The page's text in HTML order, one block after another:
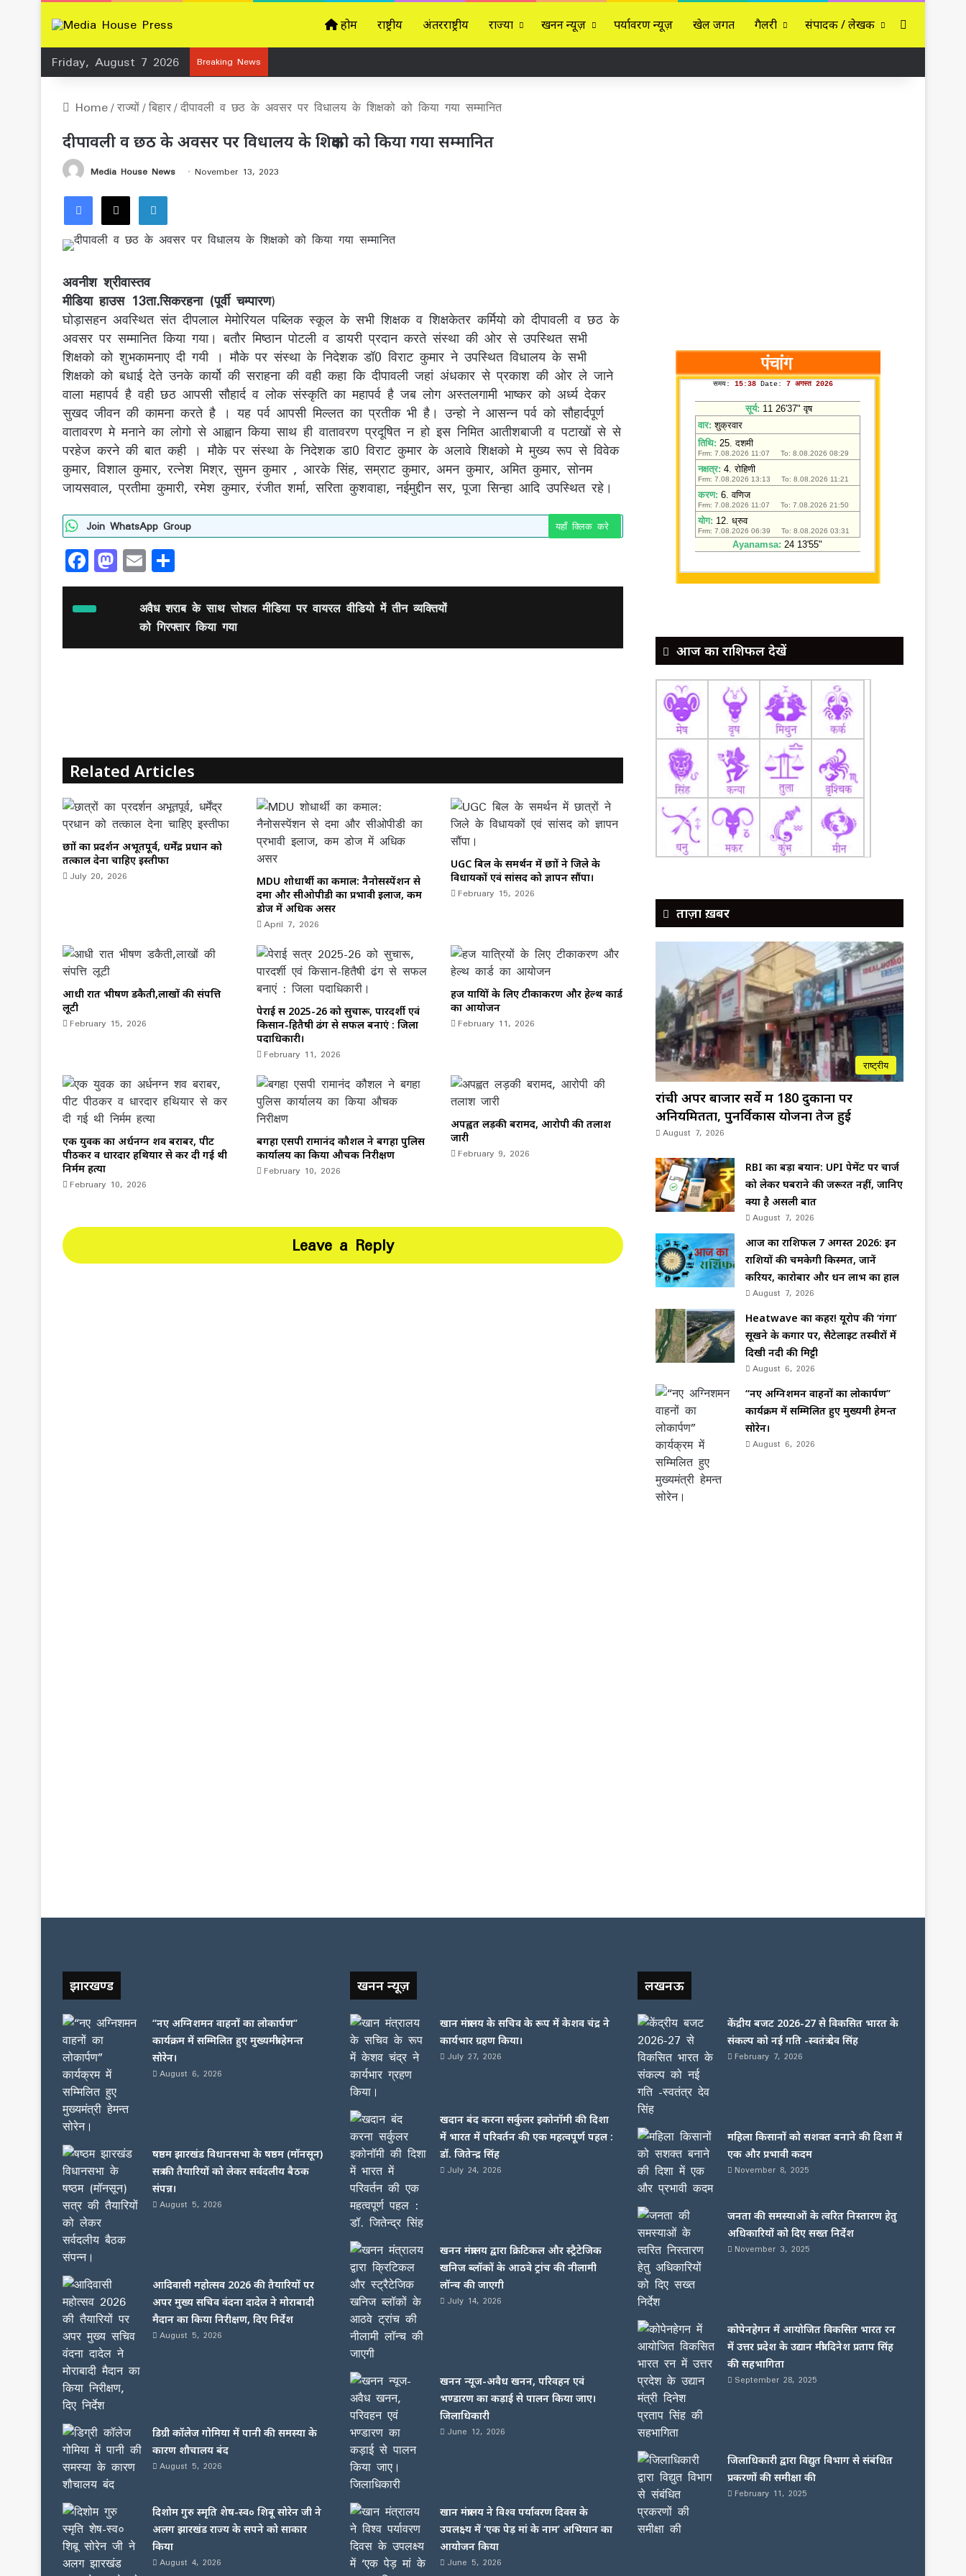
होम राष्ट्रीय अंतरराष्ट्रीय राज्यों खनन न्यूज़ पर्यावरण न्यूज़ खेल जगत गैलरी संपादक / लेखक
Friday, August 7 2026
Breaking News
Home/राज्यों/बिहार/दीपावली व छठ के अवसर पर विधालय के शिक्षको को किया गया सम्मानित
दीपावली व छठ के अवसर पर विधालय के शिक्षको को किया गया सम्मानित
Media House News November 13, 2023
Facebook
X LinkedIn
अवनीश श्रीवास्तव
मीडिया हाउस 13ता.सिकरहना (पूर्वी चम्पारण)
घोड़ासहन अवस्थित संत दीपलाल मेमोरियल पब्लिक स्कूल के सभी शिक्षक व शिक्षकेतर कर्मियो को दीपावली व छठ के
अवसर पर सम्मानित किया गया। बतौर मिष्ठान पोटली व डायरी प्रदान करते संस्था की ओर से उपस्थित सभी
शिक्षको को शुभकामनाए दी गयी । मौके पर संस्था के निदेशक डॉ0 विराट कुमार ने उपस्थित विधालय के सभी
शिक्षको को बधाई देते उनके कार्यो की सराहना की वही कहा कि दीपावली जहां अंधकार से प्रकाश की ओर ले जाने
वाला महापर्व है वही छठ आपसी सौहार्द व लोक संस्कृति का महापर्व है जब लोग अस्तलगामी भाष्कर को अर्ध्य देकर
सुखद जीवन की कामना करते है । यह पर्व आपसी मिल्लत का प्रतीक भी है। उन्हो ने आसन्न पर्व को सौहार्दपूर्ण
वातावरण मे मनाने का लोगो से आह्वान किया साथ ही वातावरण प्रदूषित न हो इस निमित आतीशबाजी व पटाखों से से
परहेज करने की बात कही । मौके पर संस्था के निदेशक डा0 विराट कुमार के अलावे शिक्षको मे मुख्य रूप से विवेक
कुमार, विशाल कुमार, रत्नेश मिश्र, सुमन कुमार , आरके सिंह, सम्राट कुमार, अमन कुमार, अमित कुमार, सोनम
जायसवाल, प्रतीमा कुमारी, रमेश कुमार, रंजीत शर्मा, सरिता कुशवाहा, नईमुद्दीन सर, पूजा सिन्हा आदि उपस्थित रहे।
Join WhatsApp Group यहाँ क्लिक करे
F
a
c
b
M
a
d
E
m
ai
l
h
ar
e
अवैध शराब के साथ सोशल मीडिया पर वायरल वीडियो में तीन व्यक्तियों
को गिरफ्तार किया गया
Related Articles
छात्रों का प्रदर्शन अभूतपूर्व, धर्मेंद्र प्रधान को
तत्काल देना चाहिए इस्तीफा
July 20, 2026
MDU शोधार्थी का कमाल: नैनोसस्पेंशन से
दमा और सीओपीडी का प्रभावी इलाज, कम
डोज में अधिक असर
April 7, 2026
UGC बिल के समर्थन में छात्रों ने जिले के
विधायकों एवं सांसद को ज्ञापन सौंपा।
February 15, 2026
आधी रात भीषण डकैती,लाखों की संपत्ति
लूटी
February 15, 2026
पेराई सत्र 2025-26 को सुचारू, पारदर्शी एवं
किसान-हितैषी ढंग से सफल बनाएं : जिला
पदाधिकारी।
February 11, 2026
हज यात्रियों के लिए टीकाकरण और हेल्थ कार्ड
का आयोजन
February 11, 2026
एक युवक का अर्धनग्न शव बराबर, पीट
पीठकर व धारदार हथियार से कर दी गई थी
निर्मम हत्या
February 10, 2026
बगहा एसपी रामानंद कौशल ने बगहा पुलिस
कार्यालय का किया औचक निरीक्षण
February 10, 2026
अपह्वत लड़की बरामद, आरोपी की तलाश
जारी
February 9, 2026
Leave a Reply
आज का राशिफल देखें
ताज़ा ख़बर
राष्ट्रीय
रांची अपर बाजार सर्वे में 180 दुकानों पर
अनियमितता, पुनर्विकास योजना तेज हुई
August 7, 2026
RBI का बड़ा बयान: UPI पेमेंट पर चार्ज
को लेकर घबराने की जरूरत नहीं, जानिए
क्या है असली बात
August 7, 2026
आज का राशिफल 7 अगस्त 2026: इन
राशियों की चमकेगी किस्मत, जानें
करियर, कारोबार और धन लाभ का हाल
August 7, 2026
Heatwave का कहर! यूरोप की ‘गंगा’
सूखने के कगार पर, सैटेलाइट तस्वीरों में
दिखी नदी की मिट्टी
August 6, 2026
“नए अग्निशमन वाहनों का लोकार्पण”
कार्यक्रम में सम्मिलित हुए मुख्यमंत्री हेमन्त
सोरेन।
August 6, 2026
झारखण्ड
“नए अग्निशमन वाहनों का लोकार्पण”
कार्यक्रम में सम्मिलित हुए मुख्यमंत्री हेमन्त
सोरेन।
August 6, 2026
षष्ठम झारखंड विधानसभा के षष्ठम (मॉनसून)
सत्र की तैयारियों को लेकर सर्वदलीय बैठक
संपन्न।
August 5, 2026
आदिवासी महोत्सव 2026 की तैयारियों पर
अपर मुख्य सचिव वंदना दादेल ने मोराबादी
मैदान का किया निरीक्षण, दिए निर्देश
August 5, 2026
डिग्री कॉलेज गोमिया में पानी की समस्या के
कारण शौचालय बंद
August 5, 2026
दिशोम गुरु स्मृति शेष-स्व० शिबू सोरेन जी ने
अलग झारखंड राज्य के सपने को साकार
किया
August 4, 2026
खनन न्यूज़
खान मंत्रालय के सचिव के रूप में केशव चंद्र ने
कार्यभार ग्रहण किया।
July 27, 2026
खदान बंद करना सर्कुलर इकोनॉमी की दिशा
में भारत में परिवर्तन की एक महत्वपूर्ण पहल :
डॉ. जितेन्द्र सिंह
July 24, 2026
खनन मंत्रालय द्वारा क्रिटिकल और स्ट्रैटेजिक
खनिज ब्लॉकों के आठवे ट्रांच की नीलामी
लॉन्च की जाएगी
July 14, 2026
खनन न्यूज-अवैध खनन, परिवहन एवं
भण्डारण का कड़ाई से पालन किया जाए।
जिलाधिकारी
June 12, 2026
खान मंत्रालय ने विश्व पर्यावरण दिवस के
उपलक्ष्य में ‘एक पेड़ मां के नाम’ अभियान का
आयोजन किया
June 5, 2026
लखनऊ
केंद्रीय बजट 2026-27 से विकसित भारत के
संकल्प को नई गति -स्वतंत्र देव सिंह
February 7, 2026
महिला किसानों को सशक्त बनाने की दिशा में
एक और प्रभावी कदम
November 8, 2025
जनता की समस्याओं के त्वरित निस्तारण हेतु
अधिकारियों को दिए सख्त निर्देश
November 3, 2025
कोपेनहेगन में आयोजित विकसित भारत रन
में उत्तर प्रदेश के उद्यान मंत्री दिनेश प्रताप सिंह
की सहभागिता
September 28, 2025
जिलाधिकारी द्वारा विद्युत विभाग से संबंधित
प्रकरणों की समीक्षा की
February 11, 2025